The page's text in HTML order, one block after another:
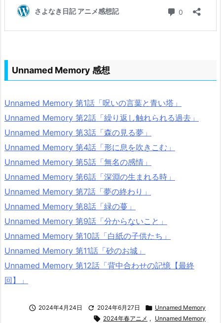
Unnamed Memory 感想
Unnamed Memory 第1話「呪いの言葉と青い塔」
Unnamed Memory 第2話「繰り返し触れられる過去」
Unnamed Memory 第3話「森の見る夢」
Unnamed Memory 第4話「形に息を吹きこむ」
Unnamed Memory 第5話「無名の感情」
Unnamed Memory 第6話「深淵の生まれる時」
Unnamed Memory 第7話「夢の終わり」
Unnamed Memory 第8話「緑の蔓」
Unnamed Memory 第9話「分からないこと」
Unnamed Memory 第10話「白紙の子供たち」
Unnamed Memory 第11話「砂のお城」
Unnamed Memory 第12話「背中合わせの記憶【最終
回】」
 2024年4月24日  2024年6月27日  Unnamed Memory
 2024年春アニメ , Unnamed Memory